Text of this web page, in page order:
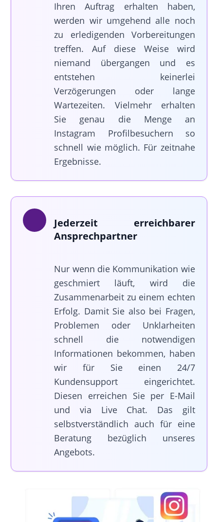
Ihren Auftrag erhalten haben,
werden wir umgehend alle noch
zu erledigenden Vorbereitungen
treffen. Auf diese Weise wird
niemand übergangen und es
entstehen keinerlei
Verzögerungen oder lange
Wartezeiten. Vielmehr erhalten
Sie genau die Menge an
Instagram Profilbesuchern so
schnell wie möglich. Für zeitnahe
Ergebnisse.
Jederzeit erreichbarer
Ansprechpartner
Nur wenn die Kommunikation wie
geschmiert läuft, wird die
Zusammenarbeit zu einem echten
Erfolg. Damit Sie also bei Fragen,
Problemen oder Unklarheiten
schnell die notwendigen
Informationen bekommen, haben
wir für Sie einen 24/7
Kundensupport eingerichtet.
Diesen erreichen Sie per E-Mail
und via Live Chat. Das gilt
selbstverständlich auch für eine
Beratung bezüglich unseres
Angebots.